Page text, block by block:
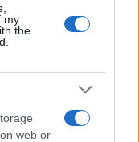
my
the
web or
rivoluzionato